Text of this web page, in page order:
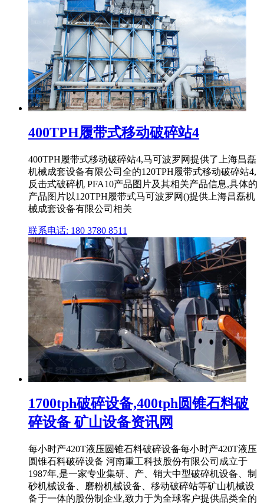
400TPH履带式移动破碎站4
400TPH履带式移动破碎站4,马可波罗网提供了上海昌磊
机械成套设备有限公司全的120TPH履带式移动破碎站4,
反击式破碎机 PFA10产品图片及其相关产品信息,具体的
产品图片以120TPH履带式马可波罗网()提供上海昌磊机
械成套设备有限公司相关
联系电话: 180 3780 8511
1700tph破碎设备,400tph圆锥石料破
碎设备 矿山设备资讯网
每小时产420T液压圆锥石料破碎设备每小时产420T液压
圆锥石料破碎设备 河南重工科技股份有限公司成立于
1987年,是一家专业集研、产、销大中型破碎机设备、制
砂机械设备、磨粉机械设备、移动破碎站等矿山机械设
备于一体的股份制企业,致力于为全球客户提供品类全的